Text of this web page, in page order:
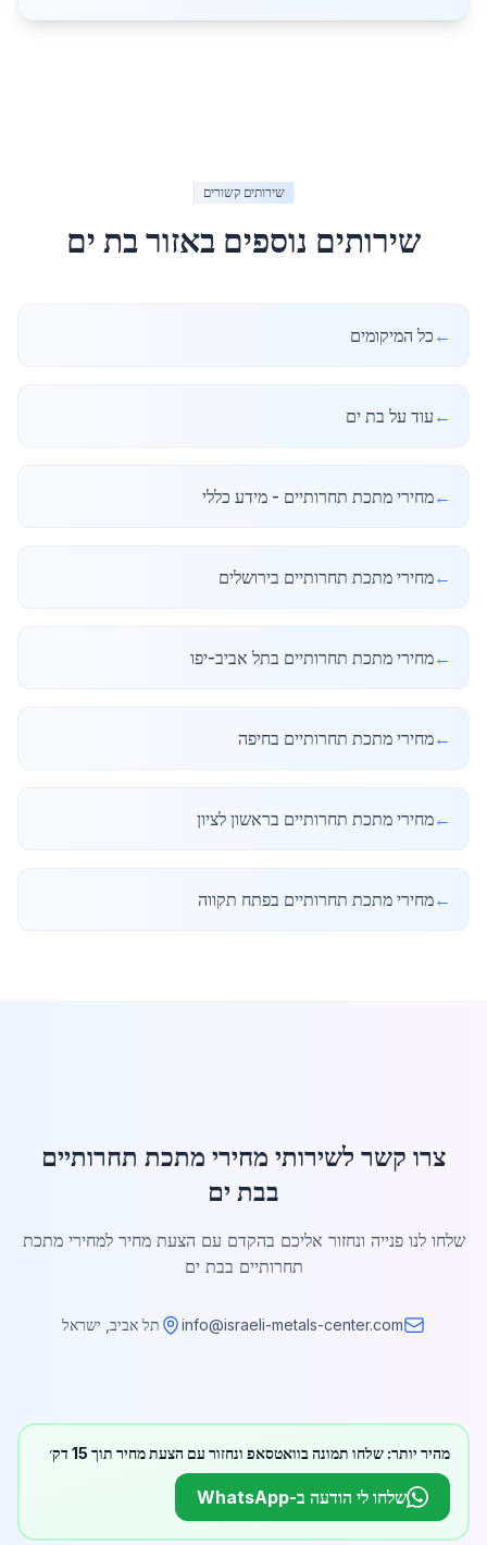
שירותים קשורים
שירותים נוספים באזורבת ים
← כל המיקומים
← עוד על בת ים
←מחירי מתכת תחרותיים - מידע כללי
←מחירי מתכת תחרותיים בירושלים
←מחירי מתכת תחרותיים בתל אביב-יפו
←מחירי מתכת תחרותיים בחיפה
←מחירי מתכת תחרותיים בראשון לציון
←מחירי מתכת תחרותיים בפתח תקווה
צרו קשר לשירותי מחירי מתכת תחרותיים
בבת ים
שלחו לנו פנייה ונחזור אליכם בהקדם עם הצעת מחיר למחירי מתכת
תחרותיים בבת ים
info@israeli-metals-center.com תל אביב, ישראל
מהיר יותר: שלחו תמונה בוואטסאפ ונחזור עם הצעת מחיר תוך 15 דק׳
שלחו לי הודעה ב-WhatsApp